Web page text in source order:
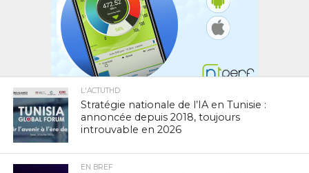
L'ACTUTHD
Stratégie nationale de l’IA en Tunisie :
annoncée depuis 2018, toujours
introuvable en 2026
EN BREF